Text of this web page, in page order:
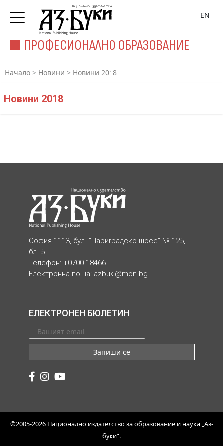
ПРОФЕСИОНАЛНО ОБРАЗОВАНИЕ
EN
Начало > Новини > Новини 2018
Новини 2018
София 1113, бул. “Цариградско шосе” № 125,
бл. 5
Телефон: +0700 18466
Електронна поща: azbuki@mon.bg
ЕЛЕКТРОНЕН БЮЛЕТИН
Запиши се
©2005-2026 Национално издателство за образование и наука „Аз-
буки“.